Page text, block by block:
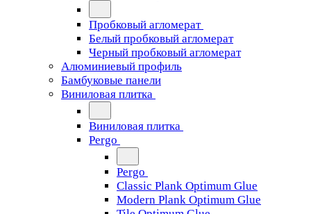
Пробковый агломерат
Белый пробковый агломерат
Черный пробковый агломерат
Алюминиевый профиль
Бамбуковые панели
Виниловая плитка
Виниловая плитка
Pergo
Pergo
Classic Plank Optimum Glue
Modern Plank Optimum Glue